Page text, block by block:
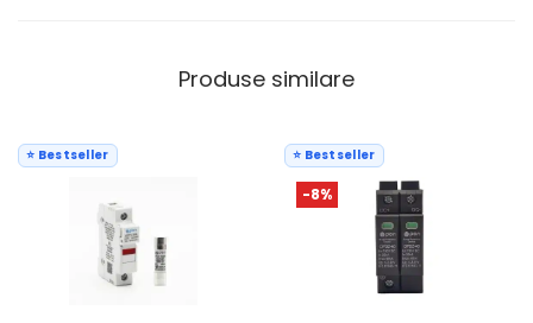
Produse similare
⭐ Bestseller ⭐ Bestseller
-8%